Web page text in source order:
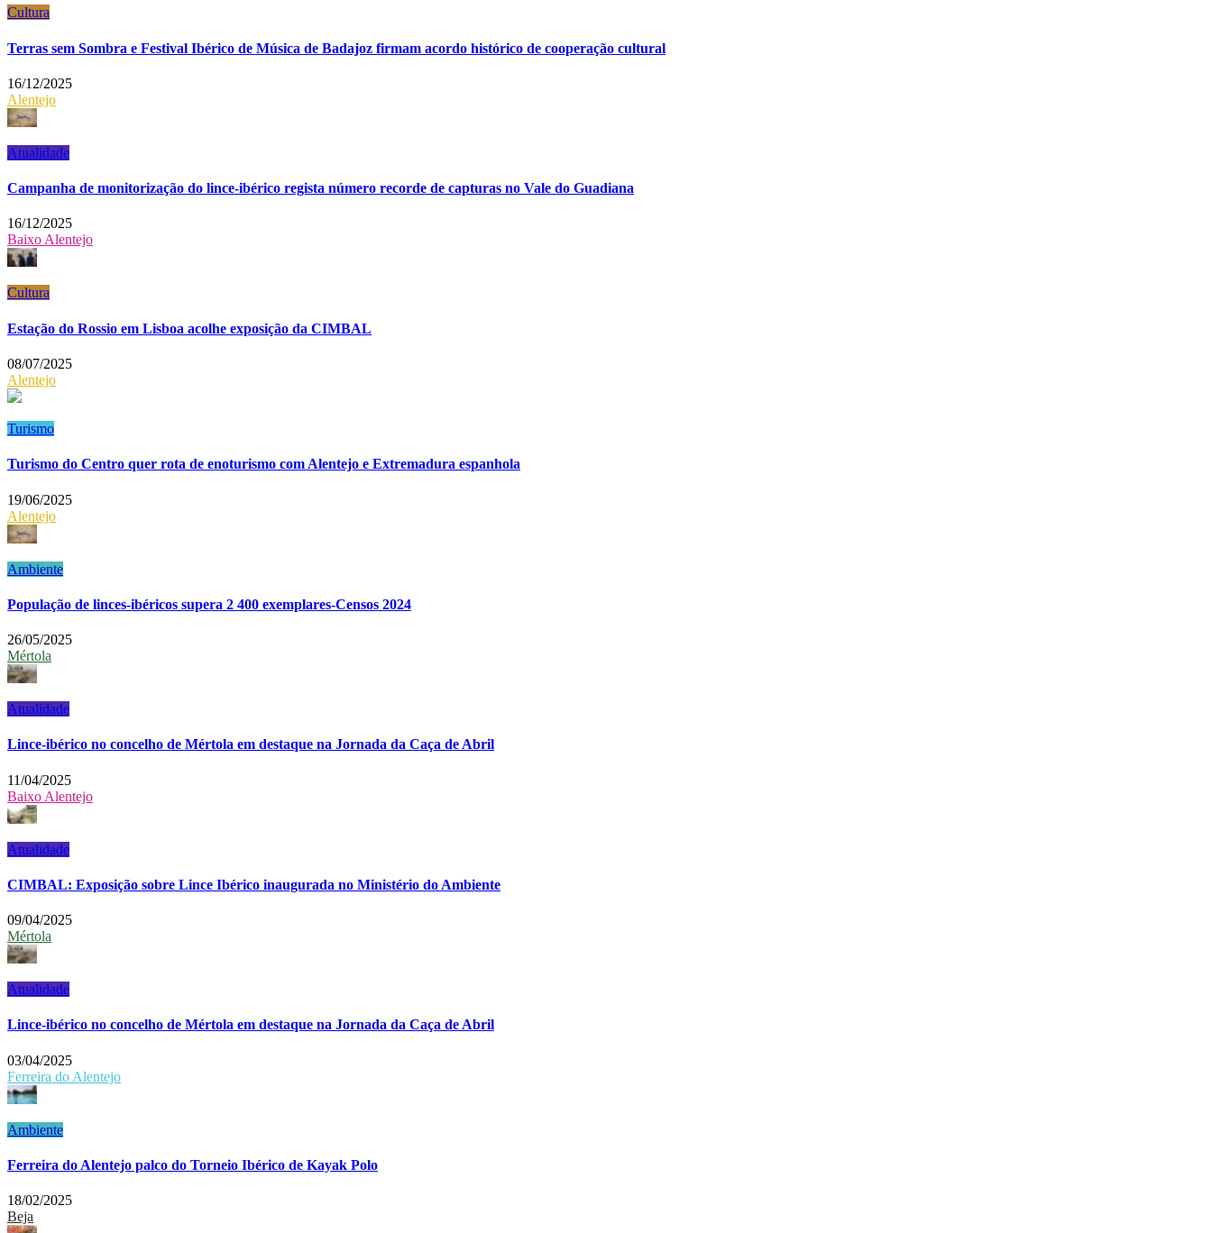
Cultura
Terras sem Sombra e Festival Ibérico de Música de Badajoz firmam acordo histórico de cooperação cultural
16/12/2025
Alentejo
Atualidade
Campanha de monitorização do lince-ibérico regista número recorde de capturas no Vale do Guadiana
16/12/2025
Baixo Alentejo
Cultura
Estação do Rossio em Lisboa acolhe exposição da CIMBAL
08/07/2025
Alentejo
Turismo
Turismo do Centro quer rota de enoturismo com Alentejo e Extremadura espanhola
19/06/2025
Alentejo
Ambiente
População de linces-ibéricos supera 2 400 exemplares-Censos 2024
26/05/2025
Mértola
Atualidade
Lince-ibérico no concelho de Mértola em destaque na Jornada da Caça de Abril
11/04/2025
Baixo Alentejo
Atualidade
CIMBAL: Exposição sobre Lince Ibérico inaugurada no Ministério do Ambiente
09/04/2025
Mértola
Atualidade
Lince-ibérico no concelho de Mértola em destaque na Jornada da Caça de Abril
03/04/2025
Ferreira do Alentejo
Ambiente
Ferreira do Alentejo palco do Torneio Ibérico de Kayak Polo
18/02/2025
Beja